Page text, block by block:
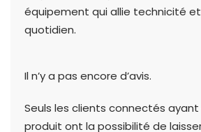
équipement qui allie technicité
quotidien.
Il n’y a pas encore d’avis.
Seuls les clients connectés
produit ont la possibilité de